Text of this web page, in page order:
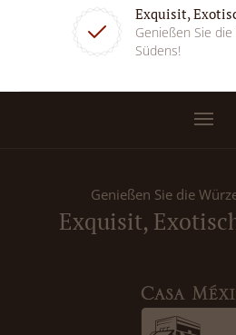
Exquisit,
Genießen Sie
Südens!
Genießen Sie die
Exquisit,